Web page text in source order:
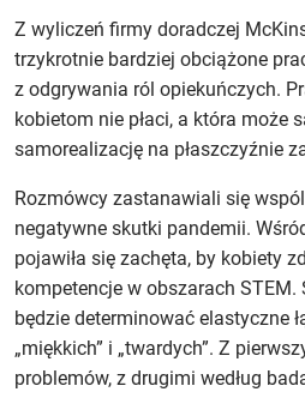
Z wyliczeń firmy doradczej
trzykrotnie bardziej obciążone
z odgrywania ról opiekuńczych.
kobietom nie płaci, a która może
samorealizację na płaszczyźnie
Rozmówcy zastanawiali się
negatywne skutki pandemii.
pojawiła się zachęta, by kobiety
kompetencje w obszarach STEM.
będzie determinować elastyczne
„miękkich” i „twardych”. Z
problemów, z drugimi według